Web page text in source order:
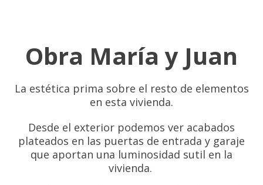
Obra María y Juan
La estética prima sobre el resto de elementos
en esta vivienda.
Desde el exterior podemos ver acabados
plateados en las puertas de entrada y garaje
que aportan una luminosidad sutil en la
vivienda.